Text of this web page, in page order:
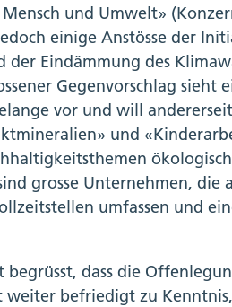
Mensch und Umwelt»
einige Anstösse der
der Eindämmung des
Gegenvorschlag
vor und will
und
grosse Unternehmen, die
umfassen und
begrüsst, dass die
befriedigt zu